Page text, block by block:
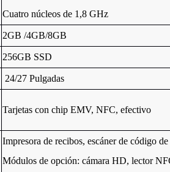
Cuatro núcleos de 1,8 GHz
2GB /4GB/8GB
256GB SSD
24/27 Pulgadas
Tarjetas con chip EMV, NFC, efectivo
Impresora de recibos, escáner de código
Módulos de opción: cámara HD, lector